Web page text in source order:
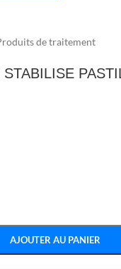
de traitement
AJOUTER AU PANIER